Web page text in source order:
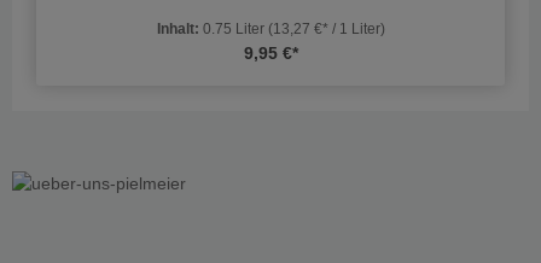
Inhalt: 0.75 Liter (13,27 €* / 1 Liter)
9,95 €*